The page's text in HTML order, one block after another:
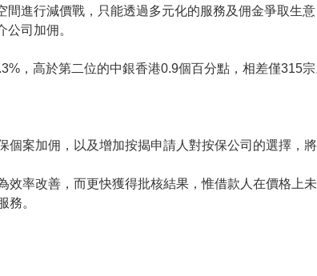
間進行減價戰，只能透過多元化的服務及佣金爭取生
司加佣。
，高於第二位的中銀香港0.9個百分點，相差僅315宗
案加佣，以及增加按揭申請人對按保公司的選擇，
率改善，而更快獲得批核結果，惟借款人在價格上
務。